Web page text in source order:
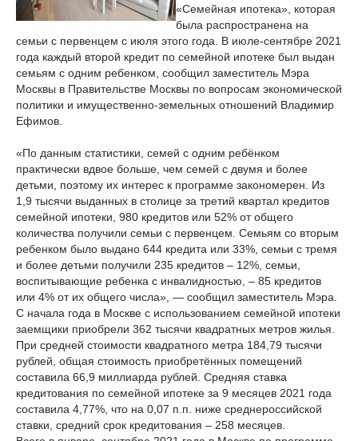
«Семейная ипотека», которая
была распространена на
семьи с первенцем с июля этого года. В июле-сентябре 2021
года каждый второй кредит по семейной ипотеке был выдан
семьям с одним ребенком, сообщил заместитель Мэра
Москвы в Правительстве Москвы по вопросам экономической
политики и имущественно-земельных отношений Владимир
Ефимов.
«По данным статистики, семей с одним ребёнком
практически вдвое больше, чем семей с двумя и более
детьми, поэтому их интерес к программе закономерен. Из
1,9 тысячи выданных в столице за третий квартал кредитов
семейной ипотеки, 980 кредитов или 52% от общего
количества получили семьи с первенцем. Семьям со вторым
ребенком было выдано 644 кредита или 33%, семьи с тремя
и более детьми получили 235 кредитов – 12%, семьи,
воспитывающие ребенка с инвалидностью, – 85 кредитов
или 4% от их общего числа», — сообщил заместитель Мэра.
С начала года в Москве с использованием семейной ипотеки
заемщики приобрели 362 тысячи квадратных метров жилья.
При средней стоимости квадратного метра 184,79 тысячи
рублей, общая стоимость приобретённых помещений
составила 66,9 миллиарда рублей. Средняя ставка
кредитования по семейной ипотеке за 9 месяцев 2021 года
составила 4,77%, что на 0,07 п.п. ниже среднероссийской
ставки, средний срок кредитования – 258 месяцев.